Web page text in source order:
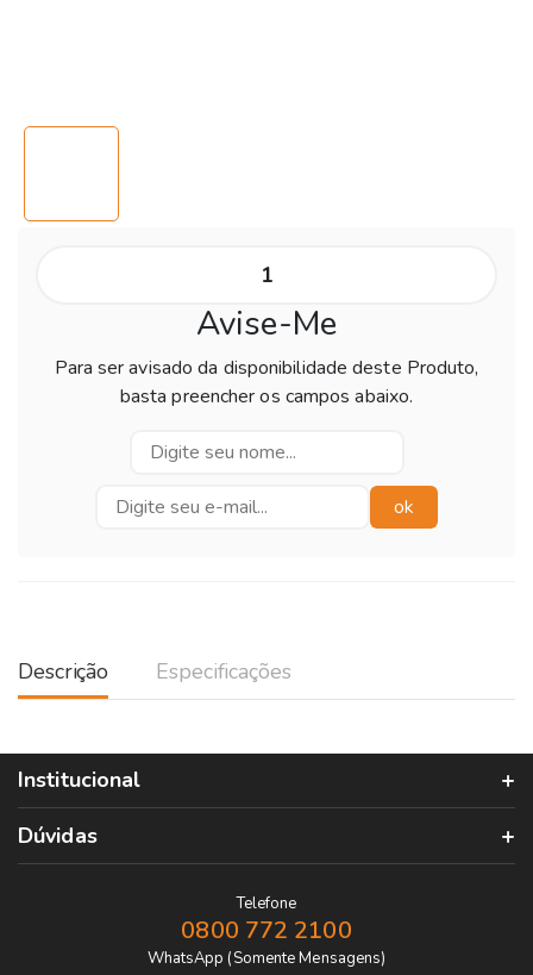
Avise-Me
Para ser avisado da disponibilidade deste Produto,
basta preencher os campos abaixo.
Descrição Especificações
Institucional
Dúvidas
Telefone
0800 772 2100
WhatsApp (Somente Mensagens)